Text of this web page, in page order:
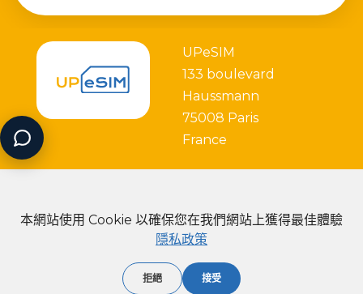
本網站使用 Cookie 以確保您在我們網站上獲得最佳體驗
隱私政策
拒絕 接受
UPeSIM
133 boulevard
Haussmann
75008 Paris
France
Partner with